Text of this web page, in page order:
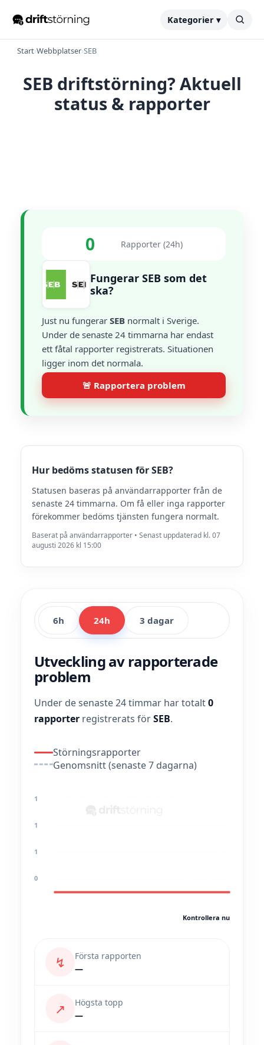
Kategorier ▾
Start›Webbplatser›SEB
SEB driftstörning? Aktuell
status & rapporter
0 Rapporter (24h)
Fungerar SEB som det
ska?
Just nu fungerar SEB normalt i Sverige.
Under de senaste 24 timmarna har endast
ett fåtal rapporter registrerats. Situationen
ligger inom det normala.
🚨 Rapportera problem
Hur bedöms statusen för SEB?
Statusen baseras på användarrapporter från de
senaste 24 timmarna. Om få eller inga rapporter
förekommer bedöms tjänsten fungera normalt.
Baserat på användarrapporter • Senast uppdaterad kl. 07
augusti 2026 kl 15:00
6h 24h 3 dagar
Utveckling av rapporterade
problem
Under de senaste 24 timmar har totalt0
rapporter registrerats förSEB.
Störningsrapporter
Genomsnitt (senaste 7 dagarna)
1
1
1
0
Kontrollera nu
↯
Första rapporten
—
↗
Högsta topp
—